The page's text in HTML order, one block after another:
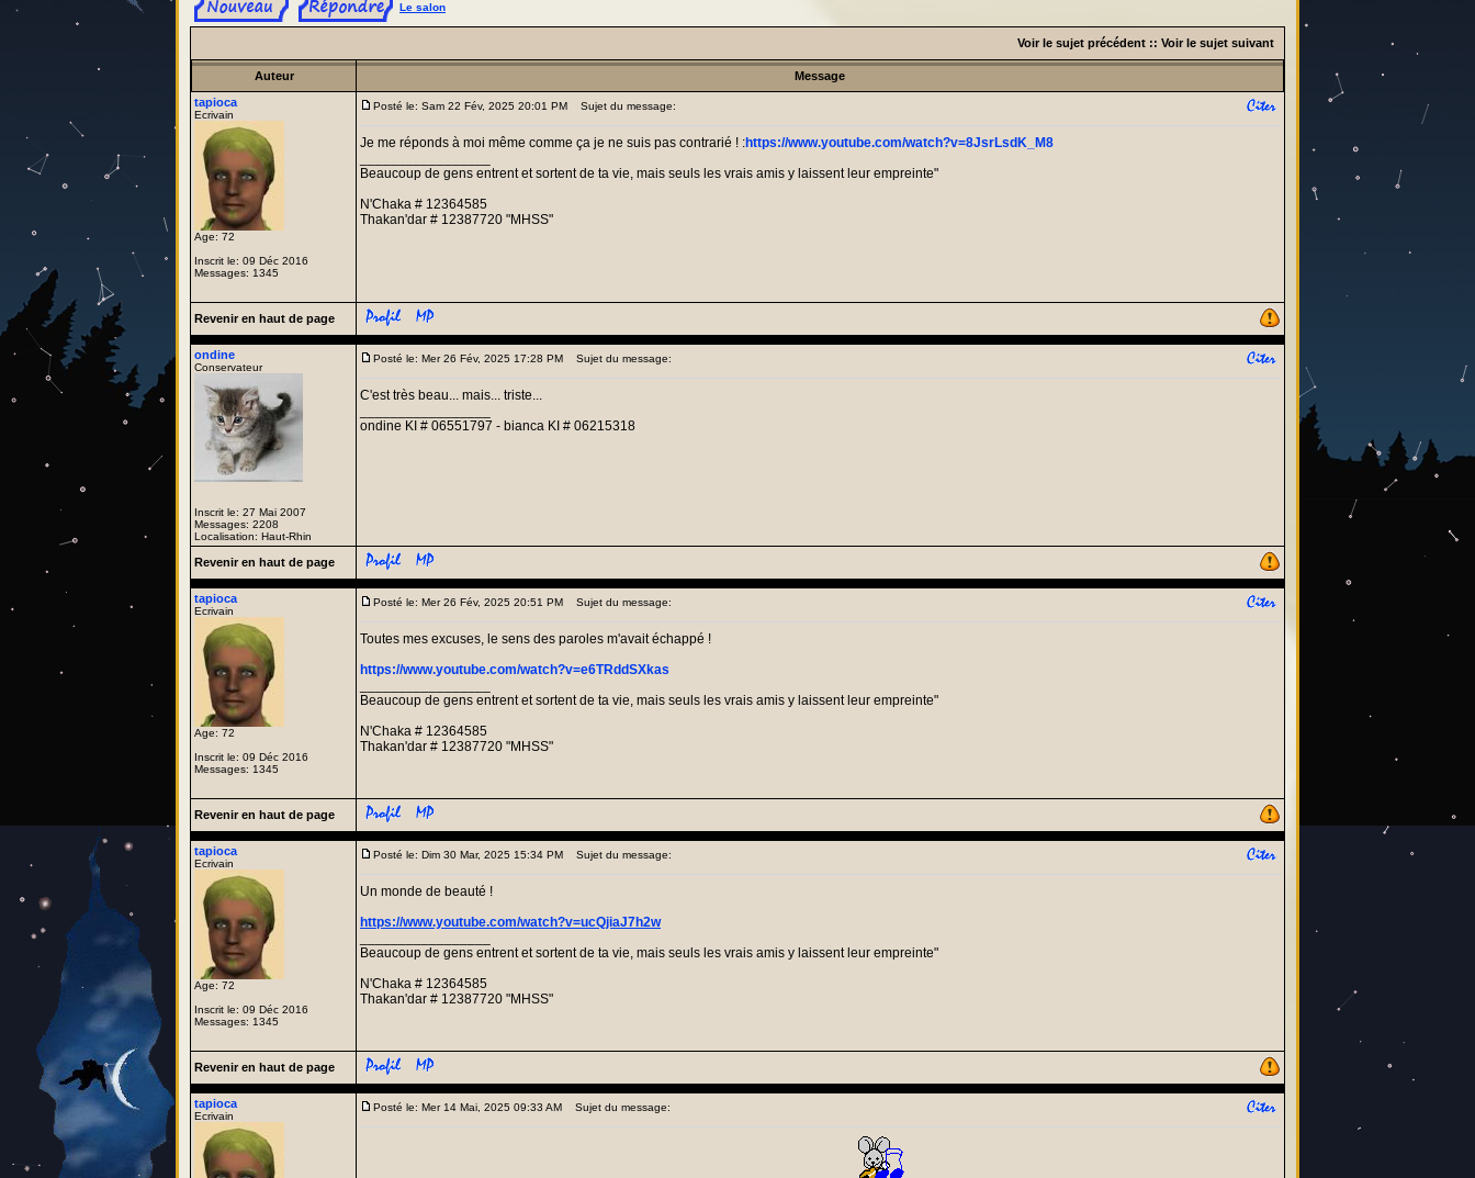
Le salon
Voir le sujet précédent :: Voir le sujet suivant
Auteur
Message
tapioca
Ecrivain
Age: 72
Inscrit le: 09 Déc 2016
Messages: 1345
Posté le: Sam 22 Fév, 2025 20:01 PM Sujet du message:
Je me réponds à moi même comme ça je ne suis pas contrarié ! :https://www.youtube.com/watch?v=8JsrLsdK_M8
Beaucoup de gens entrent et sortent de ta vie, mais seuls les vrais amis y laissent leur empreinte"
N'Chaka # 12364585
Thakan'dar # 12387720 "MHSS"
Revenir en haut de page
ondine
Conservateur
Inscrit le: 27 Mai 2007
Messages: 2208
Localisation: Haut-Rhin
Posté le: Mer 26 Fév, 2025 17:28 PM Sujet du message:
C'est très beau... mais... triste...
ondine KI # 06551797 - bianca KI # 06215318
Revenir en haut de page
tapioca
Ecrivain
Age: 72
Inscrit le: 09 Déc 2016
Messages: 1345
Posté le: Mer 26 Fév, 2025 20:51 PM Sujet du message:
Toutes mes excuses, le sens des paroles m'avait échappé !
https://www.youtube.com/watch?v=e6TRddSXkas
Beaucoup de gens entrent et sortent de ta vie, mais seuls les vrais amis y laissent leur empreinte"
N'Chaka # 12364585
Thakan'dar # 12387720 "MHSS"
Revenir en haut de page
tapioca
Ecrivain
Age: 72
Inscrit le: 09 Déc 2016
Messages: 1345
Posté le: Dim 30 Mar, 2025 15:34 PM Sujet du message:
Un monde de beauté !
https://www.youtube.com/watch?v=ucQjiaJ7h2w
Beaucoup de gens entrent et sortent de ta vie, mais seuls les vrais amis y laissent leur empreinte"
N'Chaka # 12364585
Thakan'dar # 12387720 "MHSS"
Revenir en haut de page
tapioca
Ecrivain
Posté le: Mer 14 Mai, 2025 09:33 AM Sujet du message: